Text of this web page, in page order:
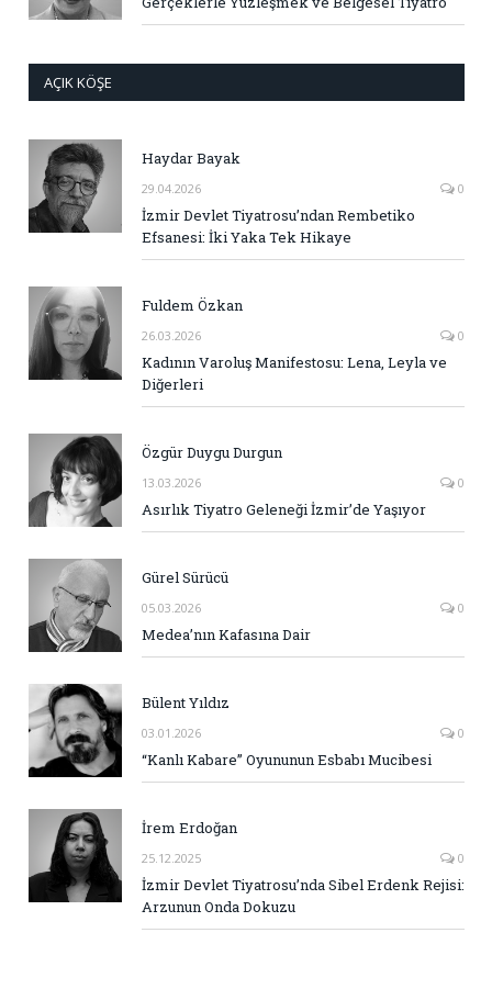
AÇIK KÖŞE
Haydar Bayak
29.04.2026 0
İzmir Devlet Tiyatrosu’ndan Rembetiko
Efsanesi: İki Yaka Tek Hikaye
Fuldem Özkan
26.03.2026 0
Kadının Varoluş Manifestosu: Lena, Leyla ve
Diğerleri
Özgür Duygu Durgun
13.03.2026 0
Asırlık Tiyatro Geleneği İzmir’de Yaşıyor
Gürel Sürücü
05.03.2026 0
Medea’nın Kafasına Dair
Bülent Yıldız
03.01.2026 0
“Kanlı Kabare” Oyununun Esbabı Mucibesi
İrem Erdoğan
25.12.2025 0
İzmir Devlet Tiyatrosu’nda Sibel Erdenk Rejisi:
Arzunun Onda Dokuzu